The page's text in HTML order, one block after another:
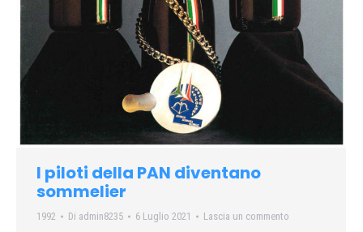
I piloti della PAN diventano
sommelier
1992 Di admin8235 6 Luglio 2021 Lascia un commento